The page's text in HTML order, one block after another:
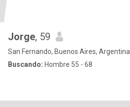
Jorge, 59
San Fernando, Buenos Aires, Argentina
Buscando: Hombre 55 - 68